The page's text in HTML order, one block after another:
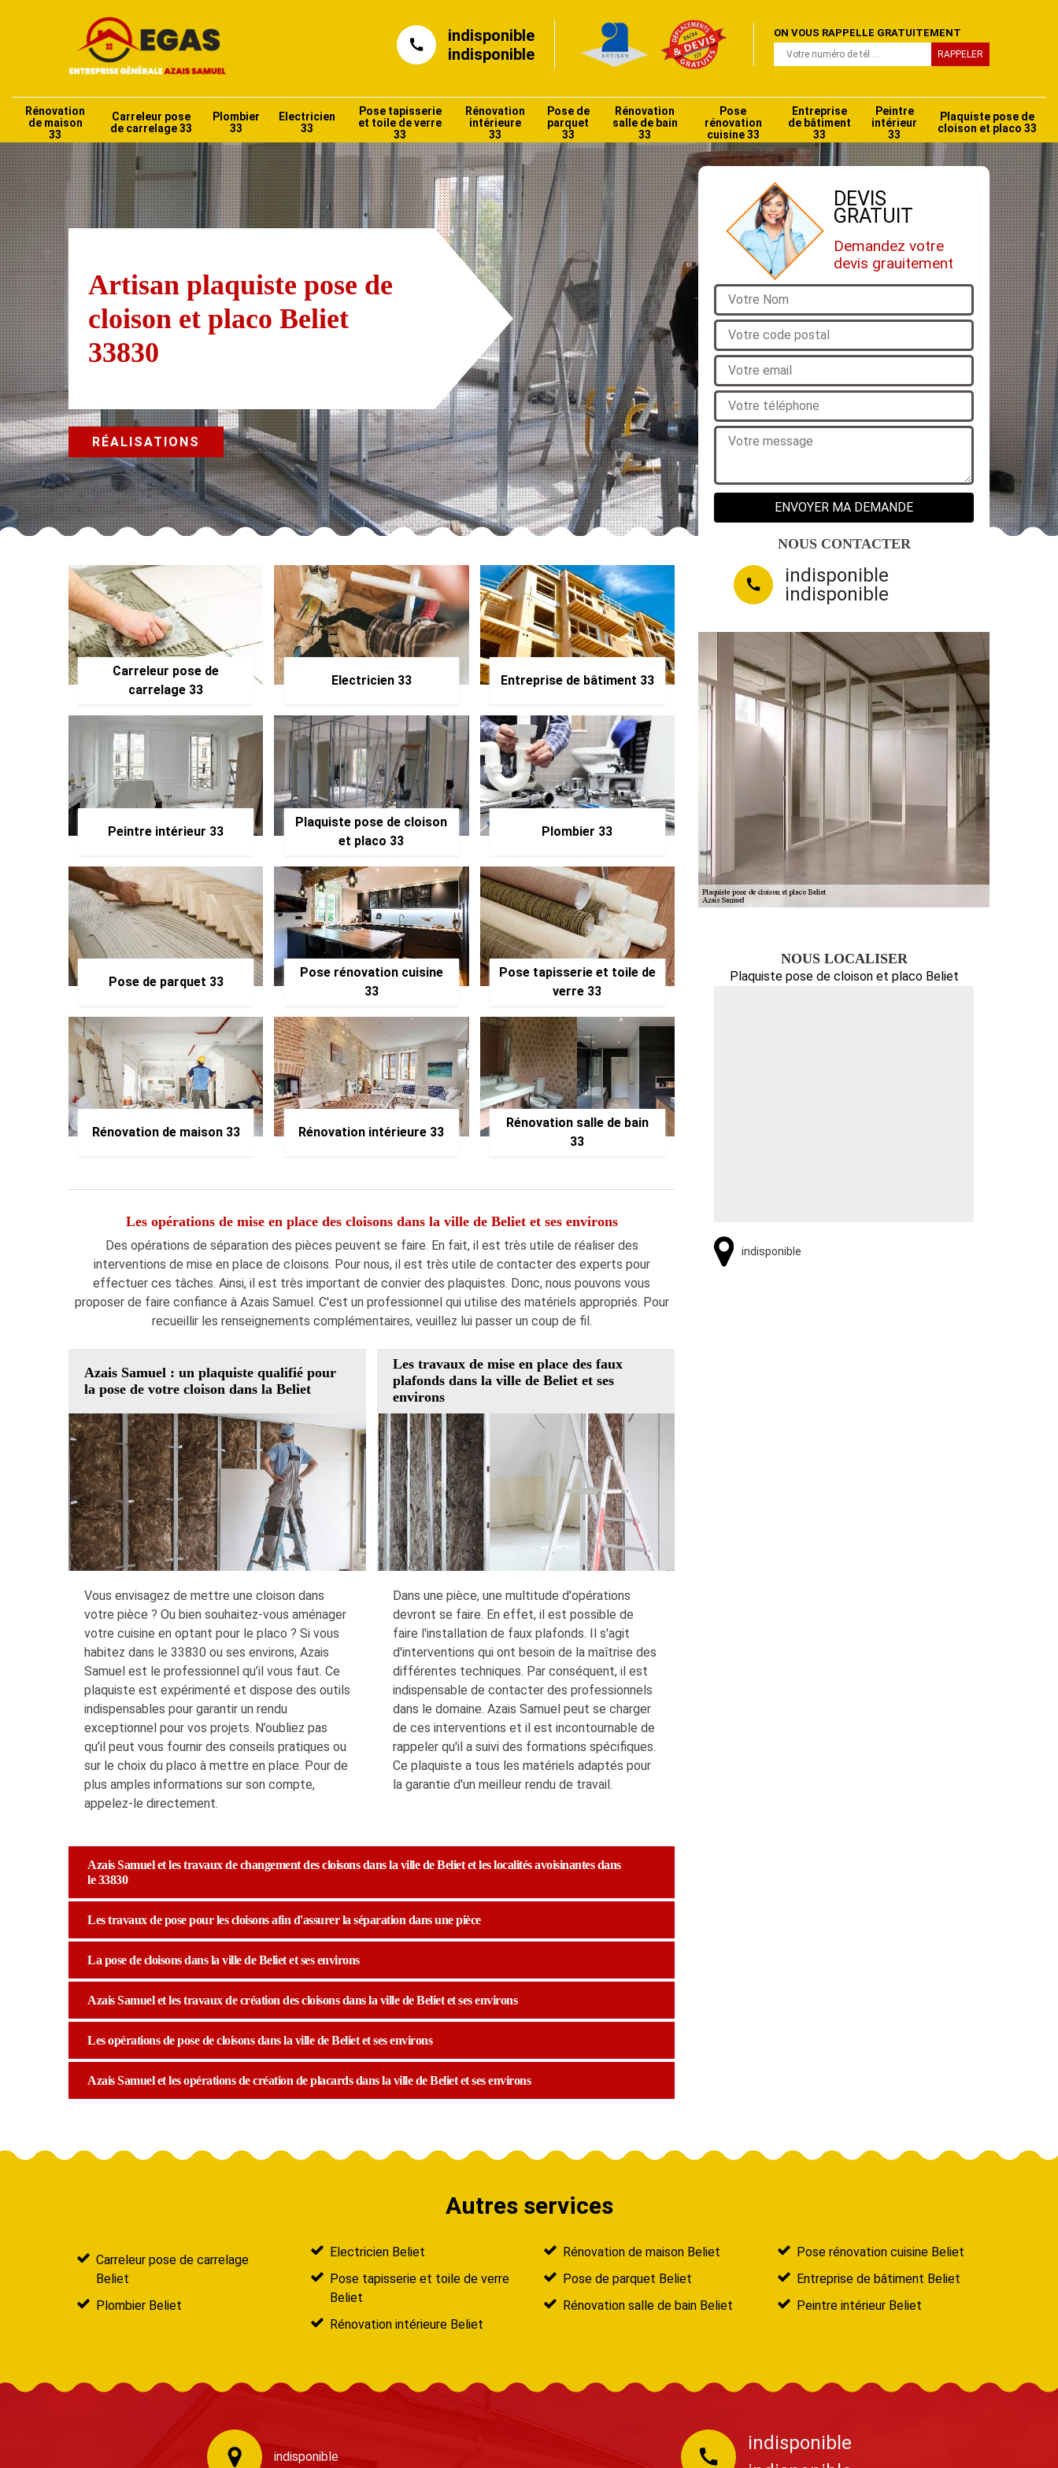
indisponible
indisponible
ON VOUS RAPPELLE GRATUITEMENT
Rénovation
de maison
33
Carreleur pose
de carrelage 33
Plombier
33
Electricien
33
Pose tapisserie
et toile de verre
33
Rénovation
intérieure
33
Pose de
parquet
33
Rénovation
salle de bain
33
Pose
rénovation
cuisine 33
Entreprise
de bâtiment
33
Peintre
intérieur
33
Plaquiste pose de
cloison et placo 33
Artisan plaquiste pose de
cloison et placo Beliet
33830
RÉALISATIONS
Carreleur pose de
carrelage 33
Electricien 33 Entreprise de bâtiment 33
Peintre intérieur 33
Plaquiste pose de cloison
et placo 33
Plombier 33
Pose de parquet 33
Pose rénovation cuisine
33
Pose tapisserie et toile de
verre 33
Rénovation de maison 33 Rénovation intérieure 33
Rénovation salle de bain
33
Les opérations de mise en place des cloisons dans la ville de Beliet et ses environs
Des opérations de séparation des pièces peuvent se faire. En fait, il est très utile de réaliser des
interventions de mise en place de cloisons. Pour nous, il est très utile de contacter des experts pour
effectuer ces tâches. Ainsi, il est très important de convier des plaquistes. Donc, nous pouvons vous
proposer de faire confiance à Azais Samuel. C'est un professionnel qui utilise des matériels appropriés. Pour
recueillir les renseignements complémentaires, veuillez lui passer un coup de fil.
Azais Samuel : un plaquiste qualifié pour
la pose de votre cloison dans la Beliet
Vous envisagez de mettre une cloison dans
votre pièce ? Ou bien souhaitez-vous aménager
votre cuisine en optant pour le placo ? Si vous
habitez dans le 33830 ou ses environs, Azais
Samuel est le professionnel qu’il vous faut. Ce
plaquiste est expérimenté et dispose des outils
indispensables pour garantir un rendu
exceptionnel pour vos projets. N’oubliez pas
qu’il peut vous fournir des conseils pratiques ou
sur le choix du placo à mettre en place. Pour de
plus amples informations sur son compte,
appelez-le directement.
Les travaux de mise en place des faux
plafonds dans la ville de Beliet et ses
environs
Dans une pièce, une multitude d'opérations
devront se faire. En effet, il est possible de
faire l'installation de faux plafonds. Il s'agit
d'interventions qui ont besoin de la maîtrise des
différentes techniques. Par conséquent, il est
indispensable de contacter des professionnels
dans le domaine. Azais Samuel peut se charger
de ces interventions et il est incontournable de
rappeler qu'il a suivi des formations spécifiques.
Ce plaquiste a tous les matériels adaptés pour
la garantie d'un meilleur rendu de travail.
Azais Samuel et les travaux de changement des cloisons dans la ville de Beliet et les localités avoisinantes dans
le 33830
Les travaux de pose pour les cloisons afin d'assurer la séparation dans une pièce
La pose de cloisons dans la ville de Beliet et ses environs
Azais Samuel et les travaux de création des cloisons dans la ville de Beliet et ses environs
Les opérations de pose de cloisons dans la ville de Beliet et ses environs
Azais Samuel et les opérations de création de placards dans la ville de Beliet et ses environs
DEVIS
GRATUIT
Demandez votre
devis grauitement
NOUS CONTACTER
indisponible
indisponible
NOUS LOCALISER
Plaquiste pose de cloison et placo Beliet
indisponible
Autres services
Carreleur pose de carrelage
Beliet
Plombier Beliet
Electricien Beliet
Pose tapisserie et toile de verre
Beliet
Rénovation intérieure Beliet
Rénovation de maison Beliet
Pose de parquet Beliet
Rénovation salle de bain Beliet
Pose rénovation cuisine Beliet
Entreprise de bâtiment Beliet
Peintre intérieur Beliet
indisponible
indisponible